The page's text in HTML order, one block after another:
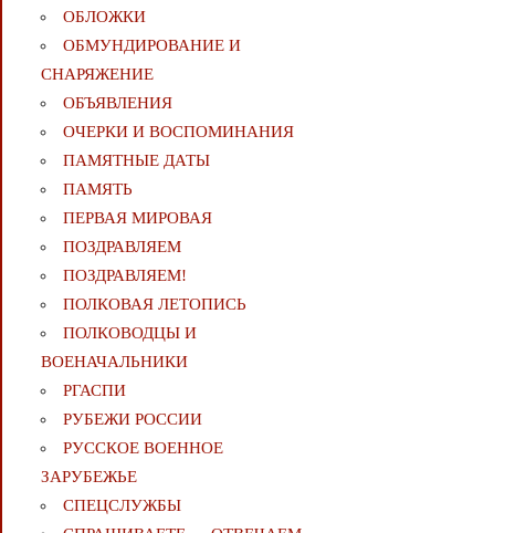
ОБЛОЖКИ
ОБМУНДИРОВАНИЕ И
СНАРЯЖЕНИЕ
ОБЪЯВЛЕНИЯ
ОЧЕРКИ И ВОСПОМИНАНИЯ
ПАМЯТНЫЕ ДАТЫ
ПАМЯТЬ
ПЕРВАЯ МИРОВАЯ
ПОЗДРАВЛЯЕМ
ПОЗДРАВЛЯЕМ!
ПОЛКОВАЯ ЛЕТОПИСЬ
ПОЛКОВОДЦЫ И
ВОЕНАЧАЛЬНИКИ
РГАСПИ
РУБЕЖИ РОССИИ
РУССКОЕ ВОЕННОЕ
ЗАРУБЕЖЬЕ
СПЕЦСЛУЖБЫ